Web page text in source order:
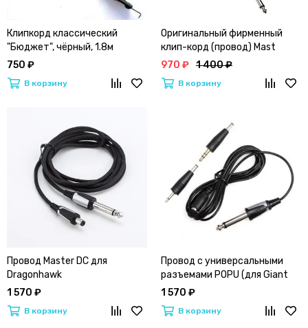
Клипкорд классический
"Бюджет", чёрный, 1.8м
750 ₽
В корзину
Оригинальный фирменный
клип-корд (провод) Mast
Standart "Пузатик"
970 ₽ 1 400 ₽
В корзину
Провод Master DC для
Dragonhawk
1 570 ₽
В корзину
Провод с универсальными
разъемами POPU (для Giant
Sun + Goochie)
1 570 ₽
В корзину